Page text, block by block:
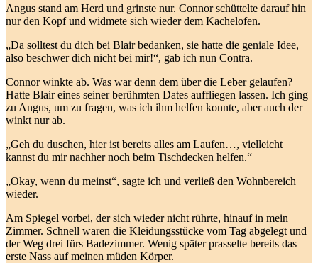
Angus stand am Herd und grinste nur. Connor schüttelte darauf hin
nur den Kopf und widmete sich wieder dem Kachelofen.
„Da solltest du dich bei Blair bedanken, sie hatte die geniale Idee,
also beschwer dich nicht bei mir!“, gab ich nun Contra.
Connor winkte ab. Was war denn dem über die Leber gelaufen?
Hatte Blair eines seiner berühmten Dates auffliegen lassen. Ich ging
zu Angus, um zu fragen, was ich ihm helfen konnte, aber auch der
winkt nur ab.
„Geh du duschen, hier ist bereits alles am Laufen…, vielleicht
kannst du mir nachher noch beim Tischdecken helfen.“
„Okay, wenn du meinst“, sagte ich und verließ den Wohnbereich
wieder.
Am Spiegel vorbei, der sich wieder nicht rührte, hinauf in mein
Zimmer. Schnell waren die Kleidungsstücke vom Tag abgelegt und
der Weg drei fürs Badezimmer. Wenig später prasselte bereits das
erste Nass auf meinen müden Körper.